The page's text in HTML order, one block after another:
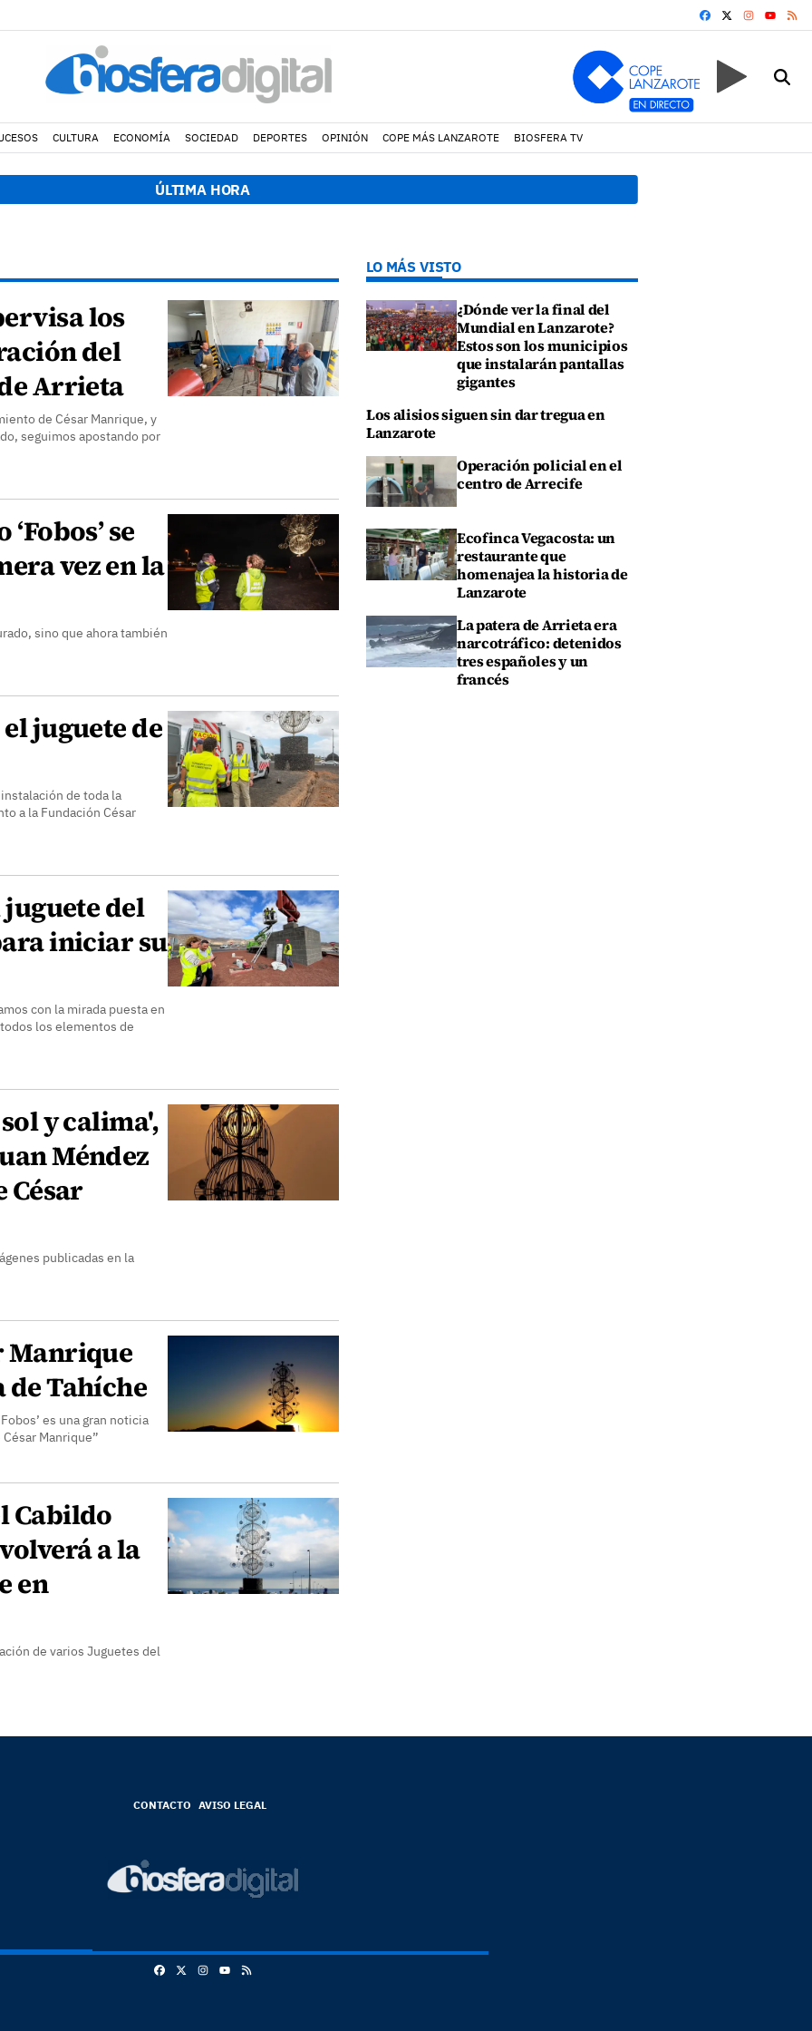
FACEBOOK
YOUTUBE
CULTURA ECONOMÍA SOCIEDAD DEPORTES OPINIÓN COPE MÁS LANZAROTE BIOSFERA TV
ÚLTIMA HORA
los
del
Arrieta
de César Manrique, y
seguimos apostando por
se
vez en la
sino que ahora también
juguete de
de toda la
a la Fundación César
del
iniciar su
con la mirada puesta en
los elementos de
y calima',
Méndez
César
publicadas en la
Manrique
Tahíche
es una gran noticia
Manrique”
Cabildo
a la
en
de varios Juguetes del
LO MÁS VISTO
¿Dónde ver la final del
Mundial en Lanzarote?
Estos son los municipios
que instalarán pantallas
gigantes
Los alisios siguen sin dar tregua en
Lanzarote
Operación policial en el
centro de Arrecife
Ecofinca Vegacosta: un
restaurante que
homenajea la historia de
Lanzarote
La patera de Arrieta era
narcotráfico: detenidos
tres españoles y un
francés
CONTACTO AVISO LEGAL
FacebookInstagram